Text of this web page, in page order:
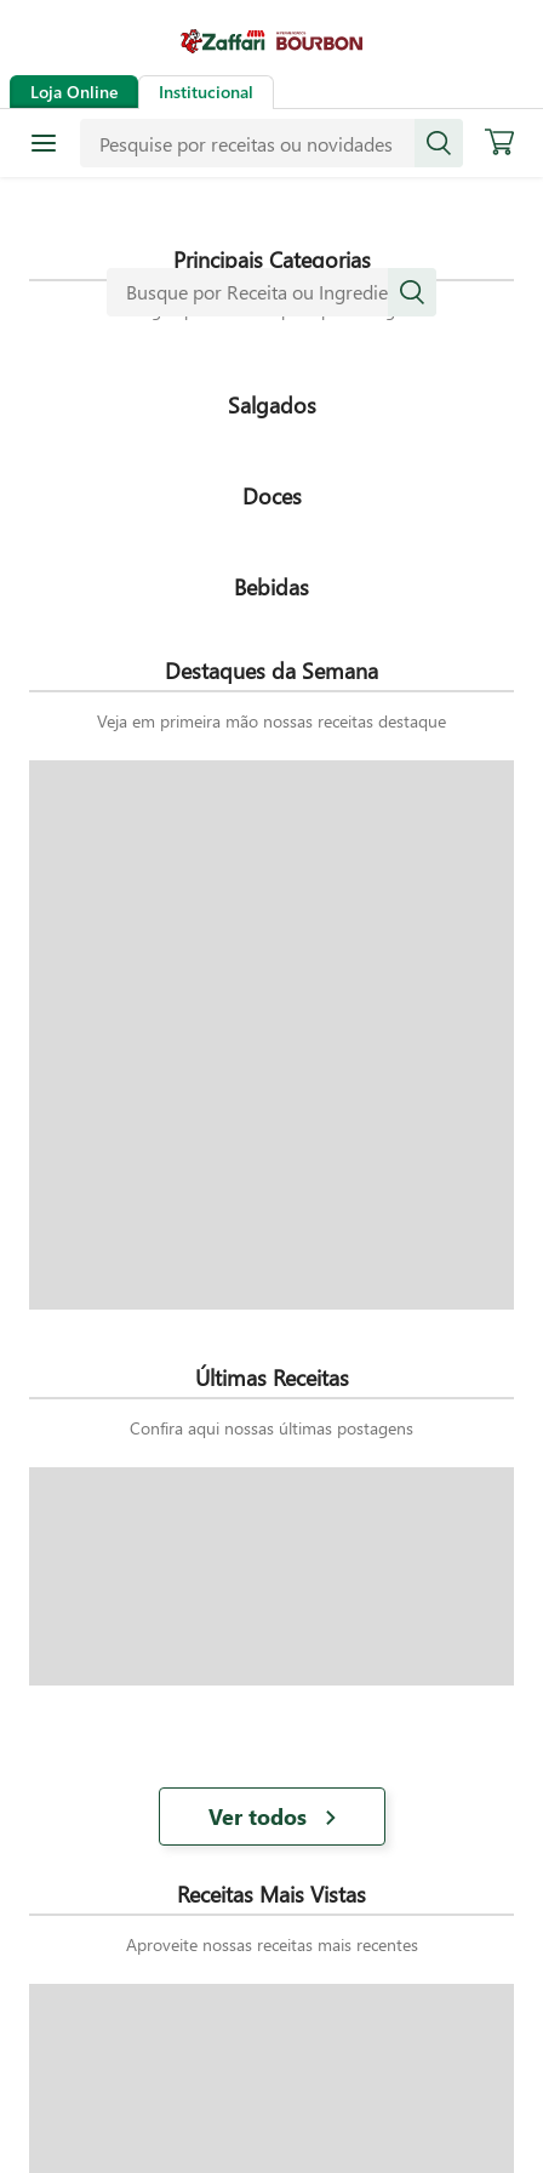
Loja Online Institucional
Receitas
Mais de mil receitas
Principais Categorias
Navegue pelas nossas principais categorias
Salgados
Doces
Bebidas
Destaques da Semana
Veja em primeira mão nossas receitas destaque
Últimas Receitas
Confira aqui nossas últimas postagens
Ver todos
Receitas Mais Vistas
Aproveite nossas receitas mais recentes